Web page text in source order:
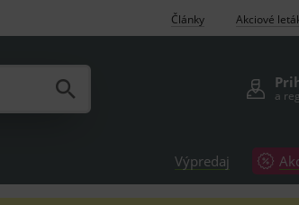
Články Akciové
a
Výpredaj